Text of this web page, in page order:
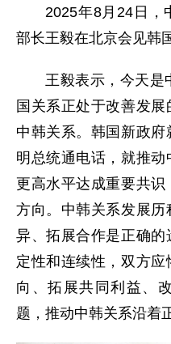
2025年8月24日，
部长王毅在北京会见韩
王毅表示，今天是
国关系正处于改善发
中韩关系。韩国新政
明总统通电话，就推
更高水平达成重要共识
方向。中韩关系发展
异、拓展合作是正确
定性和连续性，双方
向、拓展共同利益、
题，推动中韩关系沿着